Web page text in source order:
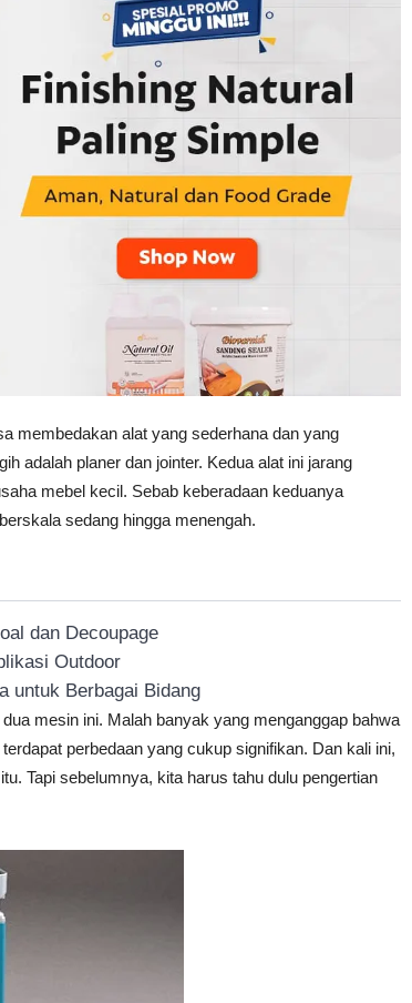
membedakan alat yang sederhana dan yang
adalah planer dan jointer. Kedua alat ini jarang
mebel kecil. Sebab keberadaan keduanya
sedang hingga menengah.
dan Decoupage
Outdoor
untuk Berbagai Bidang
mesin ini. Malah banyak yang menganggap bahwa
perbedaan yang cukup signifikan. Dan kali ini,
Tapi sebelumnya, kita harus tahu dulu pengertian